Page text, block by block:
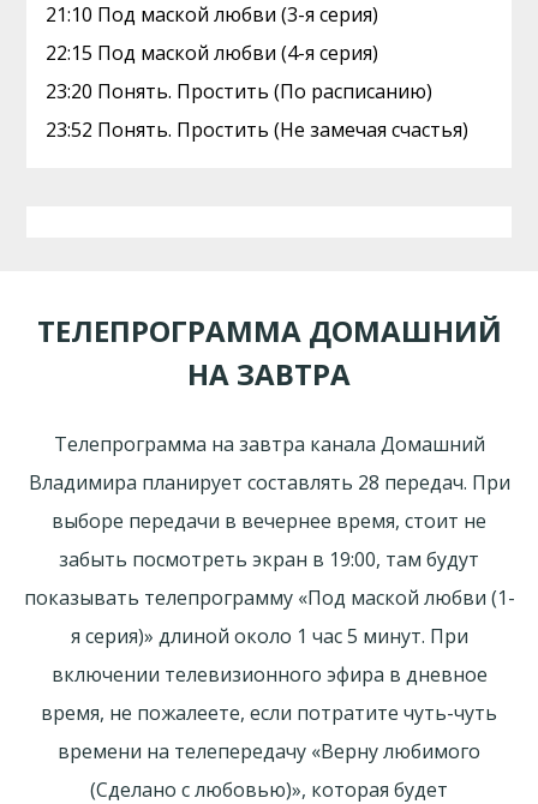
21:10 Под маской любви (3-я серия)
22:15 Под маской любви (4-я серия)
23:20 Понять. Простить (По расписанию)
23:52 Понять. Простить (Не замечая счастья)
ТЕЛЕПРОГРАММА ДОМАШНИЙ
НА ЗАВТРА
Телепрограмма на завтра канала Домашний
Владимира планирует составлять 28 передач. При
выборе передачи в вечернее время, стоит не
забыть посмотреть экран в 19:00, там будут
показывать телепрограмму «Под маской любви (1-
я серия)» длиной около 1 час 5 минут. При
включении телевизионного эфира в дневное
время, не пожалеете, если потратите чуть-чуть
времени на телепередачу «Верну любимого
(Сделано с любовью)», которая будет